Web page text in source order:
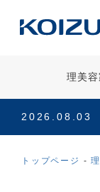
理美容
2026.08.03
トップページ